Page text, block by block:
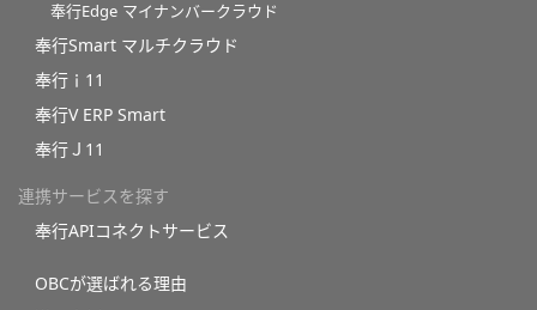
奉行Edge マイナンバークラウド
奉行Smart マルチクラウド
奉行ｉ11
奉行V ERP Smart
奉行Ｊ11
連携サービスを探す
奉行APIコネクトサービス
OBCが選ばれる理由